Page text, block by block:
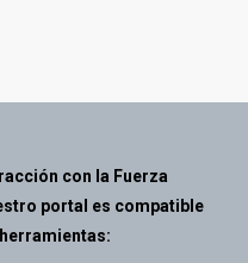
con la Fuerza
portal es compatible